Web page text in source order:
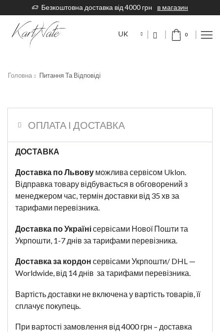
Безкоштовна доставка від 4000 грн в магазин
UK 0
Головна Питання Та Відповіді
ОПЛАТА І ДОСТАВКА
ДОСТАВКА
Доставка по Львову можлива сервісом Uklon.
Відправка товару відбувається в обговорений з
менеджером час, термін доставки від 35 хв за
тарифами перевізника.
Доставка по Українісервісами Нової Пошти та
Укрпошти, 1-7 днів за тарифами перевізника.
Доставка за кордон сервісами Укрпошти/ DHL —
Worldwide, від 14 днів за тарифами перевізника.
Вартість доставки не включена у вартість товарів, її
сплачує покупець.
При вартості замовлення від 4000 грн – доставка